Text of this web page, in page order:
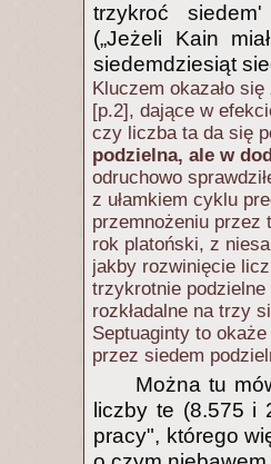
trzykroć
(„Jeżeli Kain
siedemdziesiąt
Kluczem okazało
[p.2], dające w
czy liczba ta da się
podzielna, ale w
odruchowo
z ułamkiem cyklu
przemnożeniu
rok platoński, z
jakby rozwinięcie
trzykrotnie
rozkładalne na trzy
Septuaginty to
przez siedem
Można tu
liczby te (8.575 i
pracy", którego